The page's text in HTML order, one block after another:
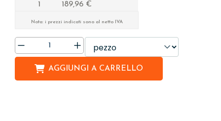
1 189,96 €
Nota: i prezzi indicati sono al netto IVA
AGGIUNGI A CARRELLO